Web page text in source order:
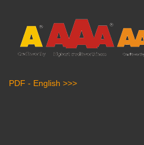
PDF - English >>>